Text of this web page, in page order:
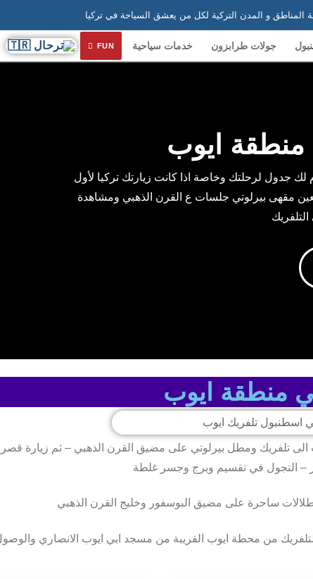
جولات طرابزون خدمات سياحية FUN
منطقة ايوب
جدول لرحلتك وخاصة اذا كانت زيارتك تركيا لأول
معين مقهى بيرلوتي جلسات ع القرن الذهبي ومشاهدة
منطقة ايوب
الى تلفريك ومطل بيرلوتي على مضيق القرن الذهبي – ثم زيارة قصر
التجول في تقسيم وبرج وجسر غلطة
ساحرة على مضيق البوسفور وخليج القرن الذهبي
من محطة ايوب القريبة من مسجد ابي ايوب الانصاري